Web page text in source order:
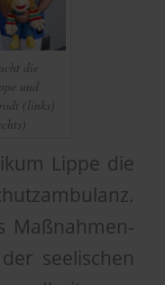
die
und
(links)
Lippe die
Maßnahmen-
seelischen